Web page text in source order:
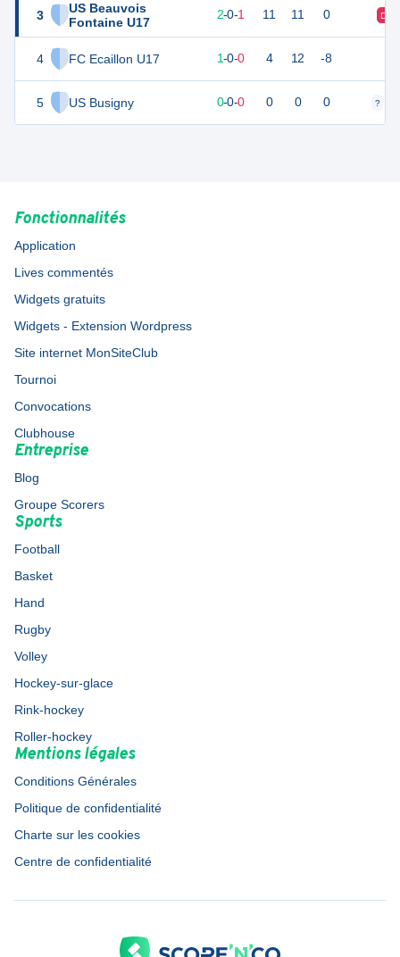
3
US Beauvois
Fontaine U17
4 FC Ecaillon U17
5 US Busigny
2-0-1 11 11 0 D
1-0-0 4 12 -8
0-0-0 0 0 0 ?
Fonctionnalités
Application
Lives commentés
Widgets gratuits
Widgets - Extension Wordpress
Site internet MonSiteClub
Tournoi
Convocations
Clubhouse
Entreprise
Blog
Groupe Scorers
Sports
Football
Basket
Hand
Rugby
Volley
Hockey-sur-glace
Rink-hockey
Roller-hockey
Mentions légales
Conditions Générales
Politique de confidentialité
Charte sur les cookies
Centre de confidentialité